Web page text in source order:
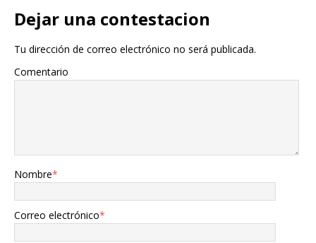
Dejar una contestacion
Tu dirección de correo electrónico no será publicada.
Comentario
Nombre*
Correo electrónico*